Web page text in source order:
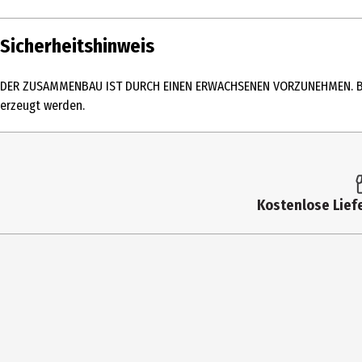
Inhalt
Altersempfehlung ab
Artikelnummer des Herstellers
Kontaktmöglichkeit
Sicherheitshinweis
DER ZUSAMMENBAU IST DURCH EINEN ERWACHSENEN
erzeugt werden.
Kostenlose